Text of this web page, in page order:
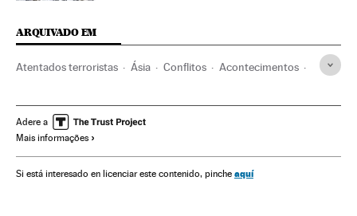
ARQUIVADO EM
Atentados terroristas Ásia Conflitos Acontecimentos
Ataques militares Incidentes
Ação militar
Adere a
Mais informações
Si está interesado en licenciar este contenido, pinche aquí